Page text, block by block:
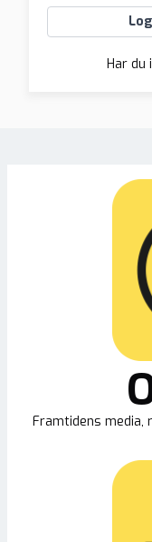
Har du
Framtidens media,